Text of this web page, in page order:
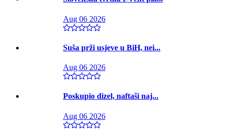
Aug 06 2026
Suša prži usjeve u BiH, nei...
Aug 06 2026
Poskupio dizel, naftaši naj...
Aug 06 2026